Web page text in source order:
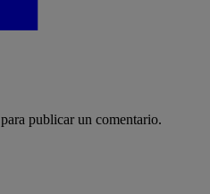
para publicar un comentario.